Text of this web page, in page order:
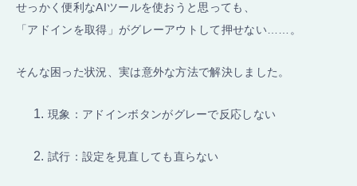
せっかく便利なAIツールを使おうと思っても、
「アドインを取得」がグレーアウトして押せない……。
そんな困った状況、実は意外な方法で解決しました。
現象：アドインボタンがグレーで反応しない
試行：設定を見直しても直らない